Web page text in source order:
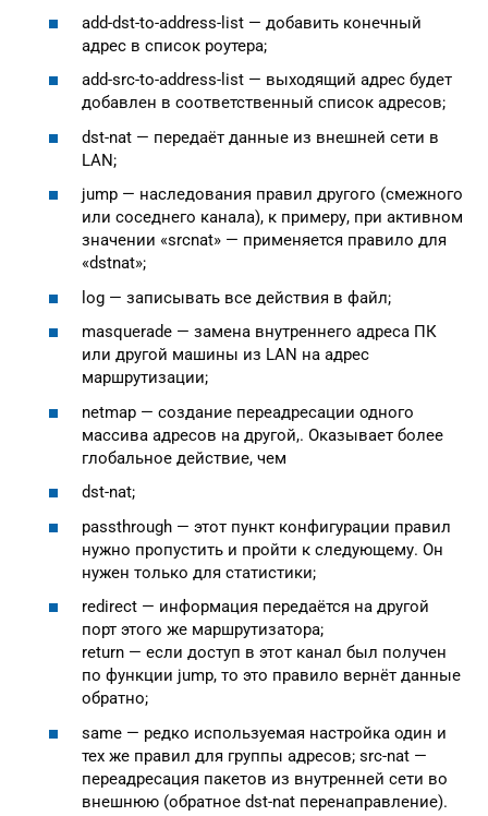
add-dst-to-address-list — добавить конечный
адрес в список роутера;
add-src-to-address-list — выходящий адрес будет
добавлен в соответственный список адресов;
dst-nat — передаёт данные из внешней сети в
LAN;
jump — наследования правил другого (смежного
или соседнего канала), к примеру, при активном
значении «srcnat» — применяется правило для
«dstnat»;
log — записывать все действия в файл;
masquerade — замена внутреннего адреса ПК
или другой машины из LAN на адрес
маршрутизации;
netmap — создание переадресации одного
массива адресов на другой,. Оказывает более
глобальное действие, чем
dst-nat;
passthrough — этот пункт конфигурации правил
нужно пропустить и пройти к следующему. Он
нужен только для статистики;
redirect — информация передаётся на другой
порт этого же маршрутизатора;
return — если доступ в этот канал был получен
по функции jump, то это правило вернёт данные
обратно;
same — редко используемая настройка один и
тех же правил для группы адресов; src-nat —
переадресация пакетов из внутренней сети во
внешнюю (обратное dst-nat перенаправление).